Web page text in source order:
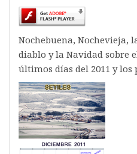
Nochebuena, Nochevieja,
diablo y la Navidad sobre
últimos días del 2011 y los